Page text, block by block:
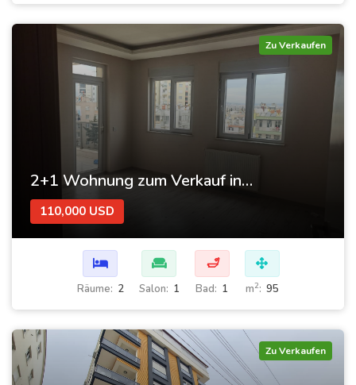
Zu Verkaufen
2+1 Wohnung zum Verkauf in Muratpaşa, Antalya
110,000 USD
Räume: 2 Salon: 1
🛁
Bad: 1 m2: 95
Zu Verkaufen